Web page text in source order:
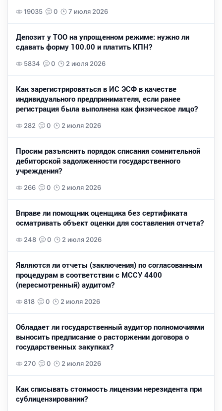
19035 0 7 июля 2026
Депозит у ТОО на упрощенном режиме: нужно ли
сдавать форму 100.00 и платить КПН?
5834 0 2 июля 2026
Как зарегистрироваться в ИС ЭСФ в качестве
индивидуального предпринимателя, если ранее
регистрация была выполнена как физическое лицо?
282 0 2 июля 2026
Просим разъяснить порядок списания сомнительной
дебиторской задолженности государственного
учреждения?
266 0 2 июля 2026
Вправе ли помощник оценщика без сертификата
осматривать объект оценки для составления отчета?
248 0 2 июля 2026
Являются ли отчеты (заключения) по согласованным
процедурам в соответствии с МССУ 4400
(пересмотренный) аудитом?
818 0 2 июля 2026
Обладает ли государственный аудитор полномочиями
выносить предписание о расторжении договора о
государственных закупках?
270 0 2 июля 2026
Как списывать стоимость лицензии нерезидента при
сублицензировании?